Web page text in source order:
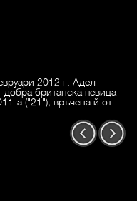
2012 г. Адел
британска певица
а ("21"), връчена й от